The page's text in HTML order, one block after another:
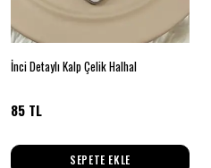
İnci Detaylı Kalp Çelik Halhal
85 TL
SEPETE EKLE